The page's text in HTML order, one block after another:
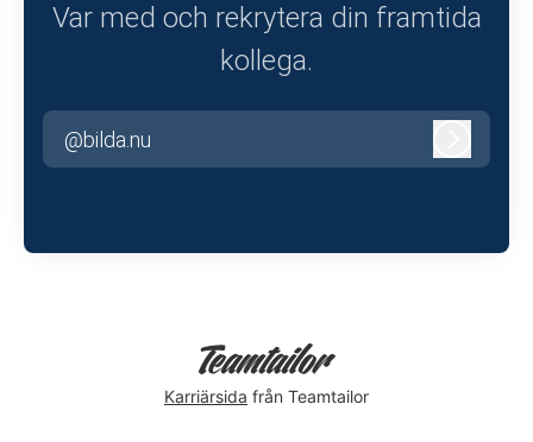
Var med och rekrytera din framtida
kollega.
@bilda.nu
Karriärsida från Teamtailor